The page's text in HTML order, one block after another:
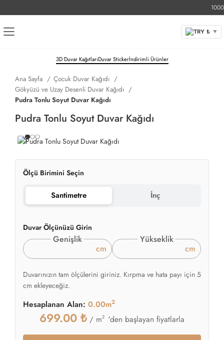
1000
TRY ₺ ▼
3D Duvar KağıtlarıDuvar Stickerİndirimli Ürünler
Ana Sayfa
Çocuk Duvar Kağıdı
Gökyüzü ve Uzay Desenli Duvar Kağıdı
Pudra Tonlu Soyut Duvar Kağıdı
Pudra Tonlu Soyut Duvar Kağıdı
Ölçü Birimini Seçin
Santimetre İnç
Duvar Ölçünüzü Girin
Genişlik
cm
Yükseklik
cm
Duvarınızın tam ölçülerini giriniz. Kırpma ve hata payı için 5
cm ekleyeceğiz.
Hesaplanan Alan: 0.00m2
699.00 ₺ / m2 'den başlayan fiyatlarla